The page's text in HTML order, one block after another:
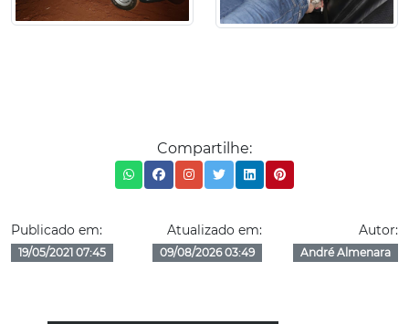
Compartilhe:
Publicado em:
19/05/2021 07:45
Atualizado em:
09/08/2026 03:49
Autor:
André Almenara